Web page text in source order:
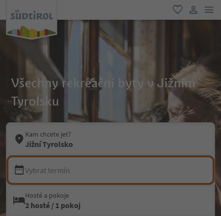
oblíbené
Všechny rekreační byty v Jižním
Tyrolsku
Kam chcete jet?
Jižní Tyrolsko
Vybrat termín
Hosté a pokoje
2 hosté / 1 pokoj